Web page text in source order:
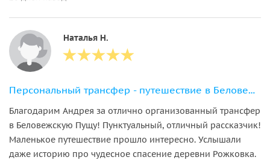
Наталья Н.
Персональный трансфер - путешествие в Беловежскую пущу и Каменецкую башню
Благодарим Андрея за отлично организованный трансфер
в Беловежскую Пущу! Пунктуальный, отличный рассказчик!
Маленькое путешествие прошло интересно. Услышали
даже историю про чудесное спасение деревни Рожковка.